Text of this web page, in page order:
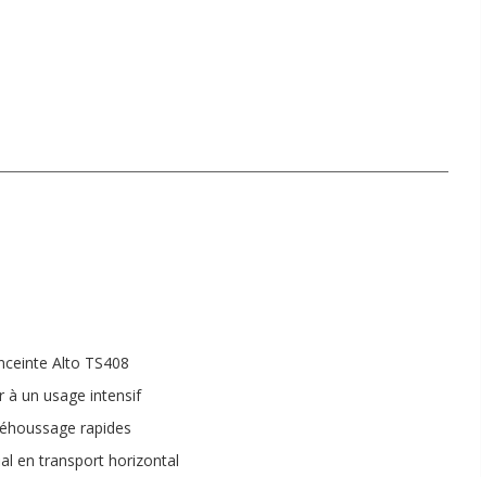
Alto TS408
à un usage intensif
rapides
en transport horizontal